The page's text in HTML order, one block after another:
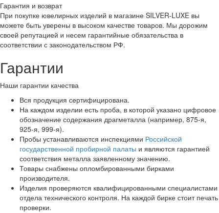
Гарантия и возврат
При покупке ювелирных изделий в магазине SILVER-LUXE вы
можете быть уверены в высоком качестве товаров. Мы дорожим
своей репутацией и несем гарантийные обязательства в
соответствии с законодательством РФ.
Гарантии
Наши гарантии качества
Вся продукция сертифицирована.
На каждом изделии есть проба, в которой указано цифровое
обозначение содержания драгметалла (например, 875-я,
925-я, 999-я).
Пробы устанавливаются инспекциями Российской
государственной пробирной палаты и являются гарантией
соответствия металла заявленному значению.
Товары снабжены опломбированными бирками
производителя.
Изделия проверяются квалифицированными специалистами
отдела технического контроля. На каждой бирке стоит печать
проверки.